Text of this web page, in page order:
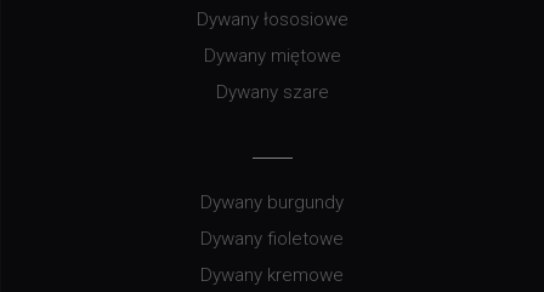
Dywany łososiowe
Dywany miętowe
Dywany szare
Dywany burgundy
Dywany fioletowe
Dywany kremowe